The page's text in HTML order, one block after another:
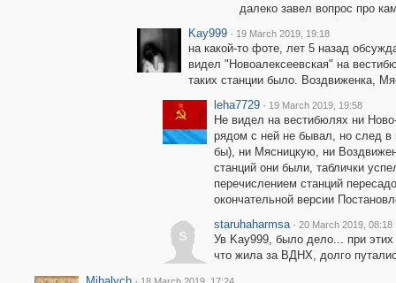
далеко завел вопрос про
Kay999 · 19 March 2019, 19:18
на какой-то фоте, лет 5 назад
видел "Новоалексеевская" на
таких станции было. Воздвиженка,
leha7729 · 19 March 2019, 19:58
Не видел на вестибюлях ни
рядом с ней не бывал, но след в
бы), ни Мясницкую, ни
станций они были, таблички
перечислением станций
окончательной версии
s
staruhaharmsa · 20 March 2019, 08:18
Ув Kay999, было дело... при
что жила за ВДНХ, долго